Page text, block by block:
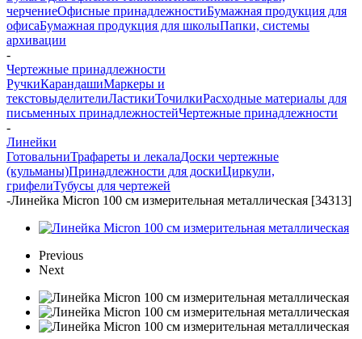
черчениеОфисные принадлежностиБумажная продукция для
офисаБумажная продукция для школыПапки, системы
архивации
-
Чертежные принадлежности
РучкиКарандашиМаркеры и
текстовыделителиЛастикиТочилкиРасходные материалы для
письменных принадлежностейЧертежные принадлежности
-
Линейки
ГотовальниТрафареты и лекалаДоски чертежные
(кульманы)Принадлежности для доскиЦиркули,
грифелиТубусы для чертежей
-Линейка Micron 100 см измерительная металлическая [34313]
Previous
Next